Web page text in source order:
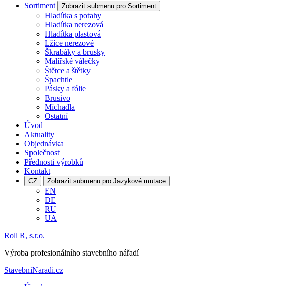
Sortiment Zobrazit submenu pro Sortiment
Hladítka s potahy
Hladítka nerezová
Hladítka plastová
Lžíce nerezové
Škrabáky a brusky
Malířské válečky
Štětce a štětky
Špachtle
Pásky a fólie
Brusivo
Míchadla
Ostatní
Úvod
Aktuality
Objednávka
Společnost
Přednosti výrobků
Kontakt
CZ Zobrazit submenu pro Jazykové mutace
EN
DE
RU
UA
Roll R, s.r.o.
Výroba profesionálního stavebního nářadí
StavebniNaradi.cz